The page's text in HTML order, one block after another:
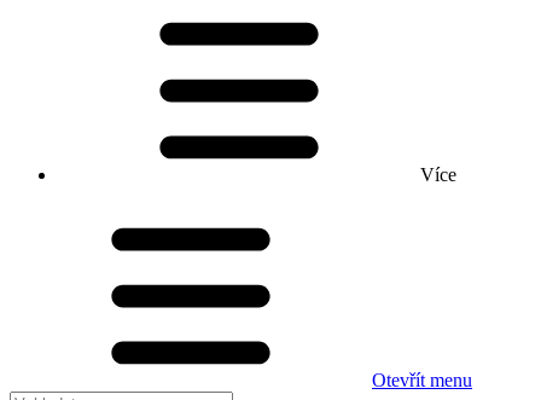
Více
Otevřít menu